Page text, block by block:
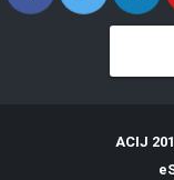
ACIJ